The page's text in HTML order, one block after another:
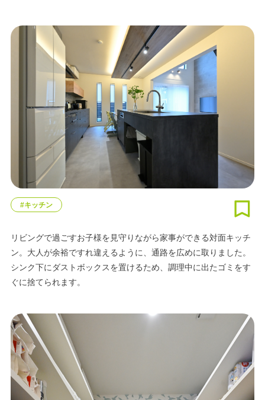
#キッチン
リビングで過ごすお子様を見守りながら家事ができる対面キッチ
ン。大人が余裕ですれ違えるように、通路を広めに取りました。
シンク下にダストボックスを置けるため、調理中に出たゴミをす
ぐに捨てられます。